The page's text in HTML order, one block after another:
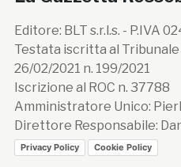
Editore: BLT s.r.l.s. - P.IVA
Testata iscritta al Tribunale
26/02/2021 n. 199/2021
Iscrizione al ROC n. 37788
Amministratore Unico:
Direttore Responsabile:
Privacy Policy Cookie Policy